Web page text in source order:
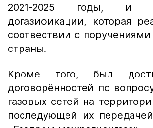
2021-2025 годы, и
догазификации, которая
соотвествии с поручениями
страны.
Кроме того, был
договорённостей по
газовых сетей на
последующей их